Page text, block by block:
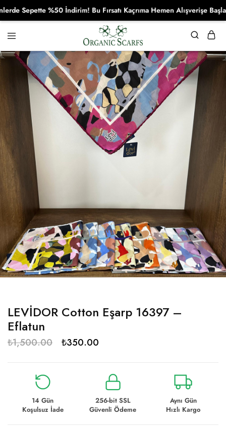
Organikscarf
LEVİDOR Cotton Eşarp 16397 –
Eflatun
₺1,500.00 ₺350.00
14 Gün
Koşulsuz İade
256-bit SSL
Güvenli Ödeme
Aynı Gün
Hızlı Kargo
Sepette %50 İndirim! Bu Fırsatı Kaçrıma Hemen Alışverişe Başla!